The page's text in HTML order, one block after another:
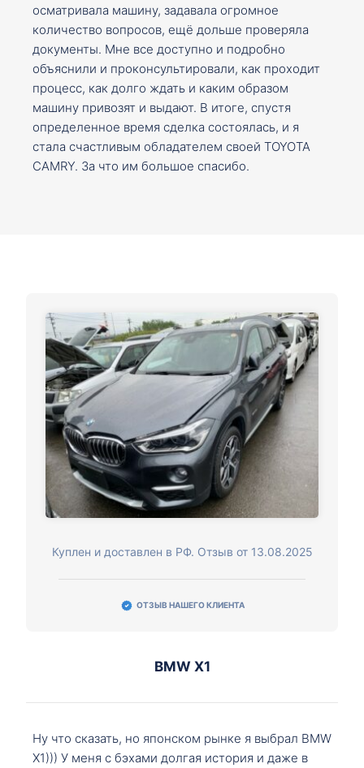
осматривала машину, задавала огромное
количество вопросов, ещё дольше проверяла
документы. Мне все доступно и подробно
объяснили и проконсультировали, как проходит
процесс, как долго ждать и каким образом
машину привозят и выдают. В итоге, спустя
определенное время сделка состоялась, и я
стала счастливым обладателем своей TOYOTA
CAMRY. За что им большое спасибо.
Куплен и доставлен в РФ. Отзыв от 13.08.2025
ОТЗЫВ НАШЕГО КЛИЕНТА
BMW X1
Ну что сказать, но японском рынке я выбрал BMW
X1))) У меня с бэхами долгая история и даже в